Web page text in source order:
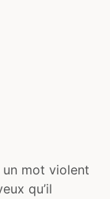
un mot violent
qu’il